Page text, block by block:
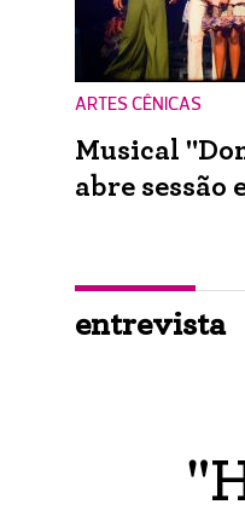
ARTES CÊNICAS
Musical
abre sessão
entrevista